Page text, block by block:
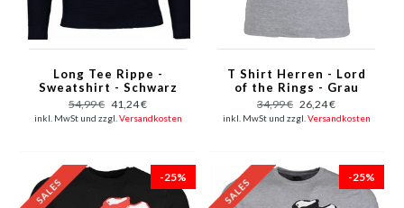
Long Tee Rippe -
Sweatshirt - Schwarz
54,99 € 41,24 €
inkl. MwSt und zzgl. Versandkosten
T Shirt Herren - Lord
of the Rings - Grau
34,99 € 26,24 €
inkl. MwSt und zzgl. Versandkosten
-25% -25%